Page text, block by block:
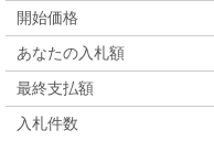
開始価格
あなたの入札額
最終支払額
入札件数